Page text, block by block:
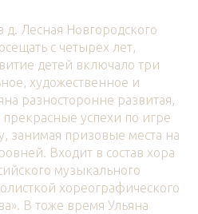
д. Лесная Новгородского
с четырех лет,
детей включало три
художественное и
разносторонне развитая,
прекрасные успехи по игре
занимая призовые места на
Входит в состав хора
музыкального
хореографического
В тоже время Ульяна